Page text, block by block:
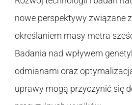
nowe perspektywy związane
określaniem masy metra
Badania nad wpływem
odmianami oraz
uprawy mogą przyczynić się